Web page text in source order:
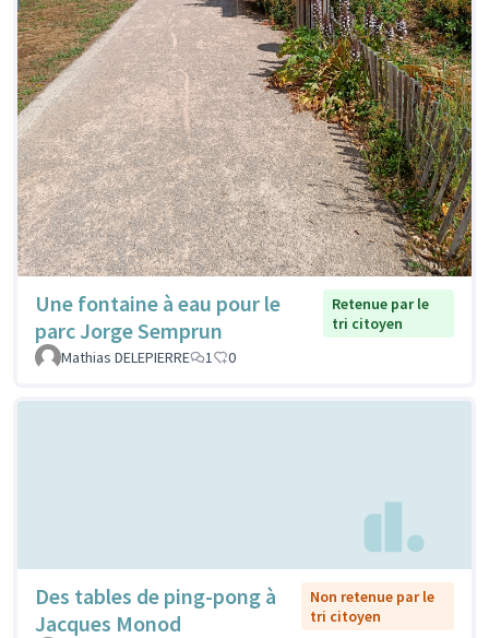
Une fontaine à eau pour le
parc Jorge Semprun
Retenue par le
tri citoyen
Mathias DELEPIERRE
1 0
Des tables de ping-pong à
Jacques Monod
Non retenue par le
tri citoyen